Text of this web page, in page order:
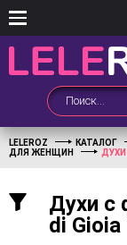
LELEROZ КАТАЛОГ
ДЛЯ ЖЕНЩИН
ДУХИ
Духи с
di Gioia